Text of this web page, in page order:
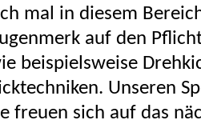
mal in diesem
auf den
beispielsweise
Unseren
freuen sich auf das